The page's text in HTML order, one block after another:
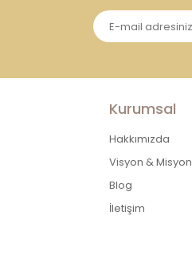
Kurumsal
Hakkımızda
Visyon & Misyon
Blog
İletişim